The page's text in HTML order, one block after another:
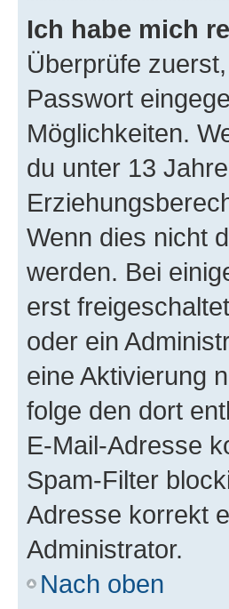
Ich habe mich
Überprüfe
Passwort
Möglichkeiten.
du unter 13
Wenn dies nicht
werden. Bei
erst
oder ein
eine Aktivierung
folge den dort
E-Mail-Adresse
Spam-Filter
Adresse korrekt
Administrator.
Nach oben